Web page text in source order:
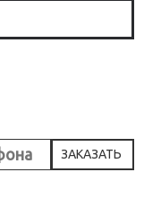
ЗАКАЗАТЬ